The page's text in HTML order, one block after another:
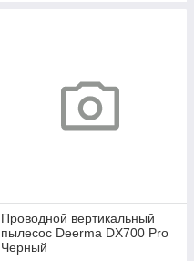
Проводной вертикальный
пылесос Deerma DX700 Pro
Черный